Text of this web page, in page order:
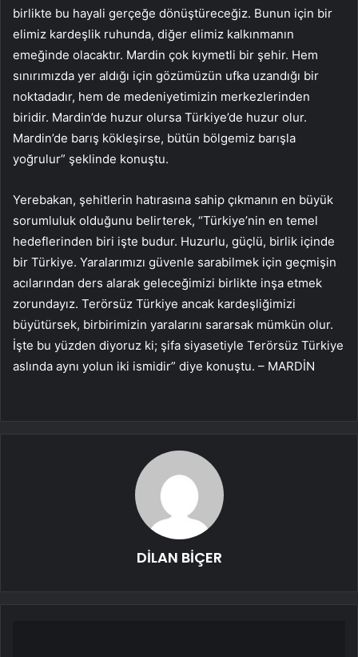
birlikte bu hayali gerçeğe dönüştüreceğiz. Bunun için bir
elimiz kardeşlik ruhunda, diğer elimiz kalkınmanın
emeğinde olacaktır. Mardin çok kıymetli bir şehir. Hem
sınırımızda yer aldığı için gözümüzün ufka uzandığı bir
noktadadır, hem de medeniyetimizin merkezlerinden
biridir. Mardin’de huzur olursa Türkiye’de huzur olur.
Mardin’de barış kökleşirse, bütün bölgemiz barışla
yoğrulur” şeklinde konuştu.
Yerebakan, şehitlerin hatırasına sahip çıkmanın en büyük
sorumluluk olduğunu belirterek, “Türkiye’nin en temel
hedeflerinden biri işte budur. Huzurlu, güçlü, birlik içinde
bir Türkiye. Yaralarımızı güvenle sarabilmek için geçmişin
acılarından ders alarak geleceğimizi birlikte inşa etmek
zorundayız. Terörsüz Türkiye ancak kardeşliğimizi
büyütürsek, birbirimizin yaralarını sararsak mümkün olur.
İşte bu yüzden diyoruz ki; şifa siyasetiyle Terörsüz Türkiye
aslında aynı yolun iki ismidir” diye konuştu. – MARDİN
DİLAN BİÇER